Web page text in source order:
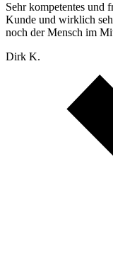
Sehr kompetentes und
Kunde und wirklich
noch der Mensch im
Dirk K.